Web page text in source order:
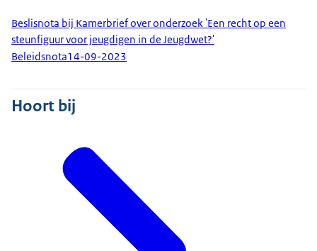
Beslisnota bij Kamerbrief over onderzoek 'Een recht op een
steunfiguur voor jeugdigen in de Jeugdwet?'
Beleidsnota14-09-2023
Hoort bij